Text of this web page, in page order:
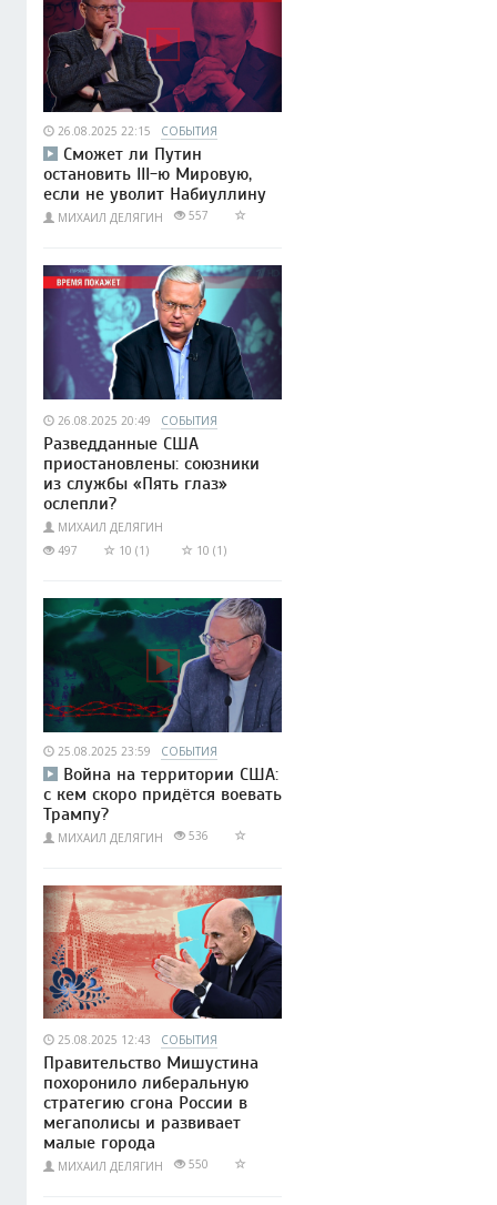
26.08.2025 22:15 СОБЫТИЯ
Сможет ли Путин
остановить III-ю Мировую,
если не уволит Набиуллину
МИХАИЛ ДЕЛЯГИН 557
26.08.2025 20:49 СОБЫТИЯ
Разведданные США
приостановлены: союзники
из службы «Пять глаз»
ослепли?
МИХАИЛ ДЕЛЯГИН
497
10 (1) 10 (1)
25.08.2025 23:59 СОБЫТИЯ
Война на территории США:
с кем скоро придётся воевать
Трампу?
МИХАИЛ ДЕЛЯГИН 536
25.08.2025 12:43 СОБЫТИЯ
Правительство Мишустина
похоронило либеральную
стратегию сгона России в
мегаполисы и развивает
малые города
МИХАИЛ ДЕЛЯГИН 550